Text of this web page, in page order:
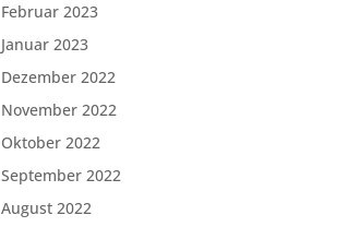
Februar 2023
Januar 2023
Dezember 2022
November 2022
Oktober 2022
September 2022
August 2022